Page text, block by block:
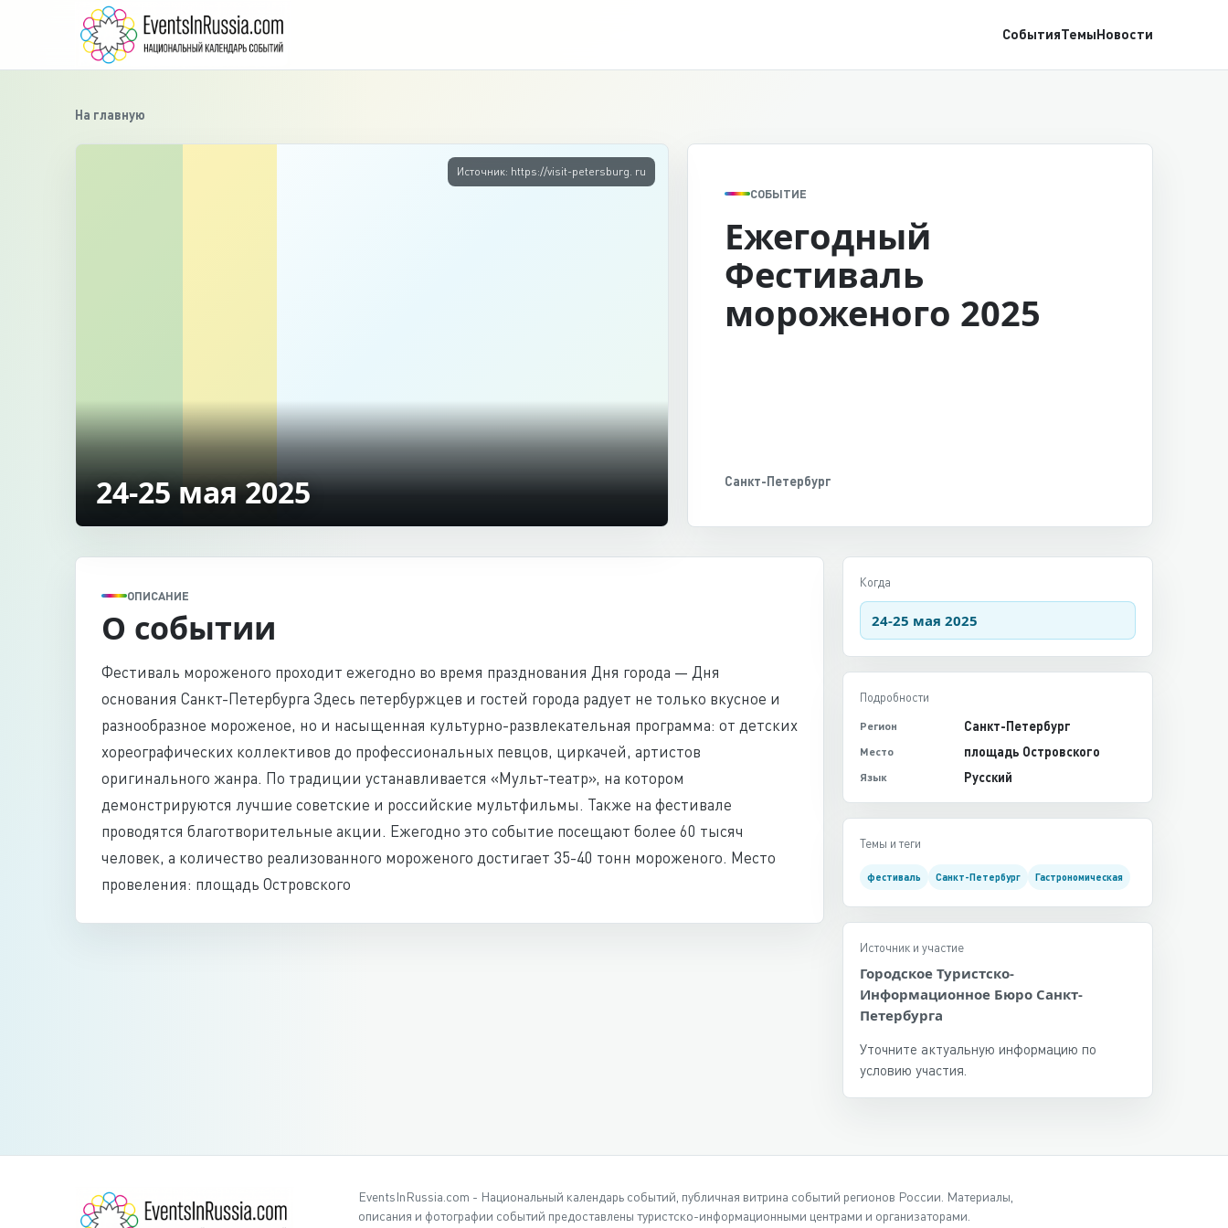
СобытияТемыНовости
На главную
24-25 мая 2025
Источник: https://visit-petersburg. ru
СОБЫТИЕ
Ежегодный
Фестиваль
мороженого 2025
Санкт-Петербург
ОПИСАНИЕ
О событии
Фестиваль мороженого проходит ежегодно во время празднования Дня города — Дня
основания Санкт-Петербурга Здесь петербуржцев и гостей города радует не только вкусное и
разнообразное мороженое, но и насыщенная культурно-развлекательная программа: от детских
хореографических коллективов до профессиональных певцов, циркачей, артистов
оригинального жанра. По традиции устанавливается «Мульт-театр», на котором
демонстрируются лучшие советские и российские мультфильмы. Также на фестивале
проводятся благотворительные акции. Ежегодно это событие посещают более 60 тысяч
человек, а количество реализованного мороженого достигает 35-40 тонн мороженого. Место
провеления: площадь Островского
Когда
24-25 мая 2025
Подробности
Регион Санкт-Петербург
Место площадь Островского
Язык Русский
Темы и теги
фестиваль Санкт-Петербург Гастрономическая
Источник и участие
Городское Туристско-
Информационное Бюро Санкт-
Петербурга
Уточните актуальную информацию по
условию участия.
EventsInRussia.com - Национальный календарь событий, публичная витрина событий регионов России. Материалы,
описания и фотографии событий предоставлены туристско-информационными центрами и организаторами.